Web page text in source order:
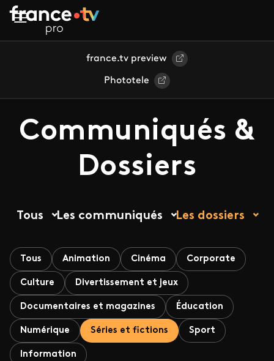
Aller au contenu principal
france.tv preview
Phototele
Communiqués &
Dossiers
Tous Les communiqués Les dossiers
Tous Animation Cinéma Corporate
Culture Divertissement et jeux
Documentaires et magazines Éducation
Numérique Séries et fictions Sport
Information